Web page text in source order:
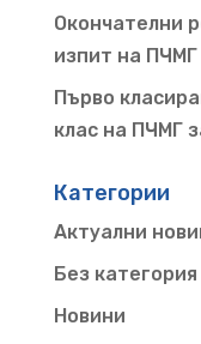
Окончателни
изпит на
Първо
клас на ПЧМГ
Категории
Актуални
Без категория
Новини